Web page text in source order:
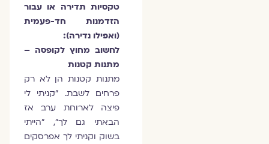
טקסיות תדירה או עבור
הזדמנות חד-פעמית
(ואפילו נדירה):
לחשוב מחוץ לקופסה –
מתנות קטנות
מתנות קטנות הן לא רק
פרחים לשבת. "קניתי לי
פיצה לארוחת ערב אז
הבאתי גם לך", "הייתי
בשוק וקניתי לך אפרסקים